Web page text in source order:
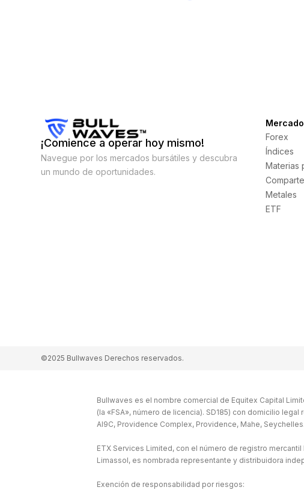
¡Comience a operar hoy mismo!
Navegue por los mercados bursátiles y descubra
un mundo de oportunidades.
Forex
Índices
Materias
Comparte
Metales
ETF
©2025 Bullwaves Derechos reservados.
Bullwaves es el nombre comercial de Equitex Capital
(la «FSA», número de licencia). SD185) con domicilio
Al9C, Providence Complex, Providence, Mahe, Seychelles.
ETX Services Limited, con el número de registro
Limassol, es nombrada representante y distribuidora
Exención de responsabilidad por riesgos: